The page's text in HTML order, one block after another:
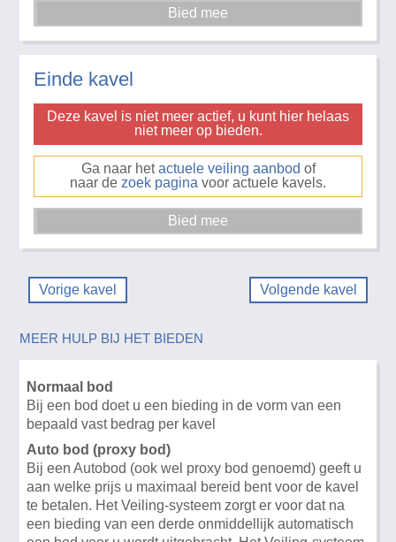
Einde kavel
Deze kavel is niet meer actief, u kunt hier helaas
niet meer op bieden.
Ga naar hetactuele veiling aanbod of
naar de zoek pagina voor actuele kavels.
Vorige kavel Volgende kavel
MEER HULP BIJ HET BIEDEN
Normaal bod
Bij een bod doet u een bieding in de vorm van een
bepaald vast bedrag per kavel
Auto bod (proxy bod)
Bij een Autobod (ook wel proxy bod genoemd) geeft u
aan welke prijs u maximaal bereid bent voor de kavel
te betalen. Het Veiling-systeem zorgt er voor dat na
een bieding van een derde onmiddellijk automatisch